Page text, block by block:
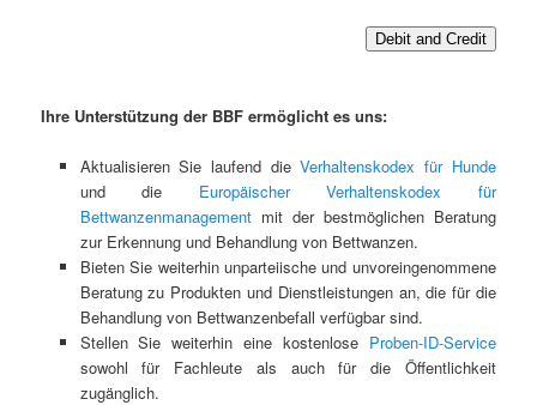
Debit and Credit
Ihre Unterstützung der BBF ermöglicht es uns:
Aktualisieren Sie laufend dieVerhaltenskodex für Hunde
und die Europäischer Verhaltenskodex für
Bettwanzenmanagementmit der bestmöglichen Beratung
zur Erkennung und Behandlung von Bettwanzen.
Bieten Sie weiterhin unparteiische und unvoreingenommene
Beratung zu Produkten und Dienstleistungen an, die für die
Behandlung von Bettwanzenbefall verfügbar sind.
Stellen Sie weiterhin eine kostenlose Proben-ID-Service
sowohl für Fachleute als auch für die Öffentlichkeit
zugänglich.